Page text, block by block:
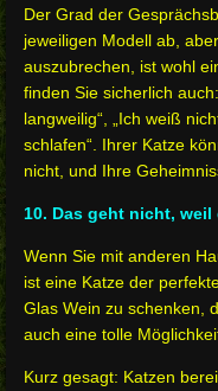
Der Grad der
jeweiligen Modell ab,
auszubrechen, ist wohl
finden Sie sicherlich
langweilig“, „Ich weiß
schlafen“. Ihrer Katze
nicht, und Ihre
10. Das geht nicht,
Wenn Sie mit anderen
ist eine Katze der
Glas Wein zu schenken,
auch eine tolle
Kurz gesagt: Katzen